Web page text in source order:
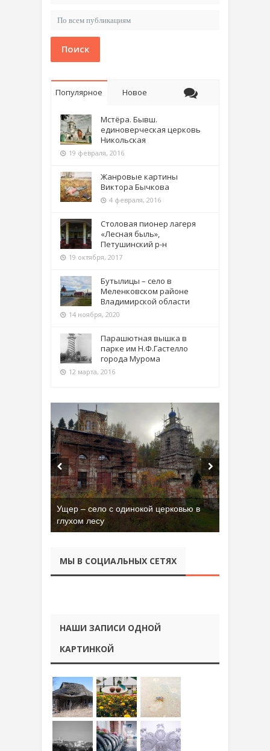
Поиск
Популярное Новое
Мстёра. Бывш.
единоверческая церковь
Никольская
19 февраля, 2016
Жанровые картины
Виктора Бычкова
4 февраля, 2016
Столовая пионер лагеря
«Лесная быль»,
Петушинский р-н
19 октября, 2017
Бутылицы – село в
Меленковском районе
Владимирской области
14 ноября, 2020
Парашютная вышка в
парке им Н.Ф.Гастелло
города Мурома
12 марта, 2016
Ущер – село с одинокой церковью в
глухом лесу
МЫ В СОЦИАЛЬНЫХ СЕТЯХ
НАШИ ЗАПИСИ ОДНОЙ
КАРТИНКОЙ